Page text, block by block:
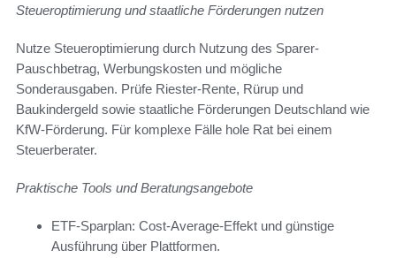
Steueroptimierung und staatliche Förderungen nutzen
Nutze Steueroptimierung durch Nutzung des Sparer-
Pauschbetrag, Werbungskosten und mögliche
Sonderausgaben. Prüfe Riester-Rente, Rürup und
Baukindergeld sowie staatliche Förderungen Deutschland wie
KfW-Förderung. Für komplexe Fälle hole Rat bei einem
Steuerberater.
Praktische Tools und Beratungsangebote
ETF-Sparplan: Cost-Average-Effekt und günstige
Ausführung über Plattformen.